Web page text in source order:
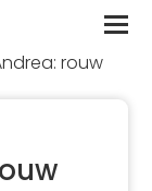
rouw